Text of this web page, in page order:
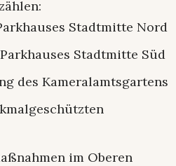
Stadtmitte Nord
Stadtmitte Süd
des Kameralamtsgartens
im Oberen